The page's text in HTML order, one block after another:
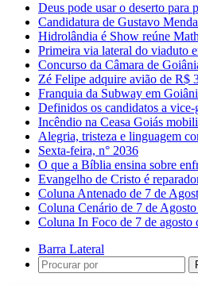
Deus pode usar o deserto para
Candidatura de Gustavo
Hidrolândia é Show reúne
Primeira via lateral do viaduto
Concurso da Câmara de
Zé Felipe adquire avião de R$
Franquia da Subway em
Definidos os candidatos a
Incêndio na Ceasa Goiás
Alegria, tristeza e linguagem
Sexta-feira, n° 2036
O que a Bíblia ensina sobre
Evangelho de Cristo é
Coluna Antenado de 7 de
Coluna Cenário de 7 de
Coluna In Foco de 7 de agosto
Barra Lateral